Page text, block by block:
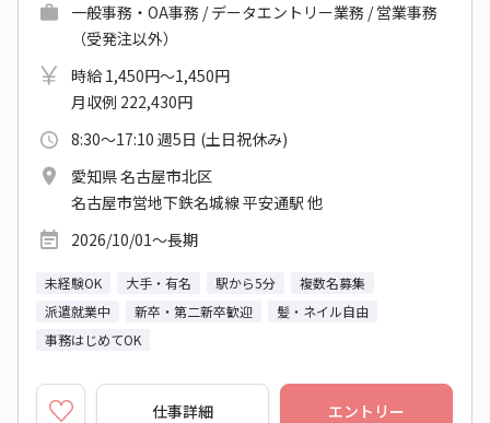
一般事務・OA事務 / データエントリー業務 / 営業事務
（受発注以外）
時給 1,450円～1,450円
月収例 222,430円
8:30～17:10 週5日 (土日祝休み)
愛知県 名古屋市北区
名古屋市営地下鉄名城線 平安通駅 他
2026/10/01～長期
未経験OK 大手・有名 駅から5分
複数名募集
派遣就業中
新卒・第二新卒歓迎
髪・ネイル自由
事務はじめてOK
仕事詳細 エントリー